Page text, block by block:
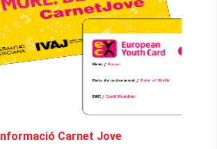
Informació Carnet Jove